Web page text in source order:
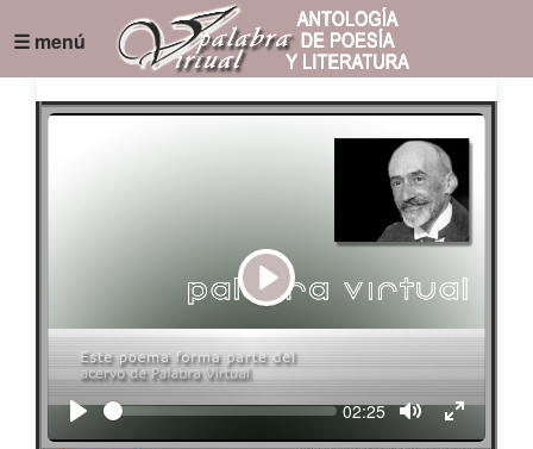
☰ menú
Play
Seek Current
02:25